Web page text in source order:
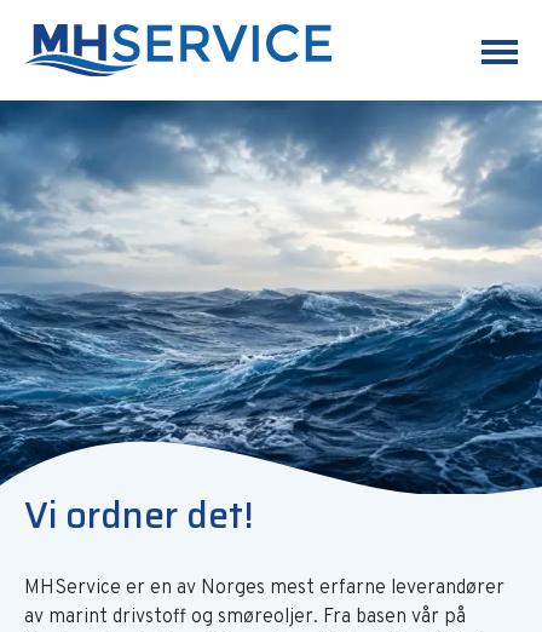
Vi ordner det!
MHService er en av Norges mest erfarne leverandører
av marint drivstoff og smøreoljer. Fra basen vår på